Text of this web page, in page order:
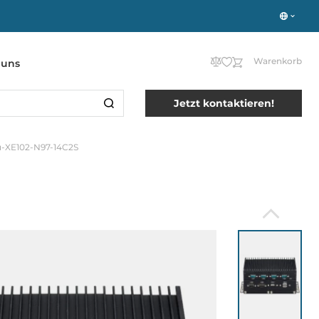
Warenkorb
Jetzt kontaktieren!
XE102-N97-14C2S